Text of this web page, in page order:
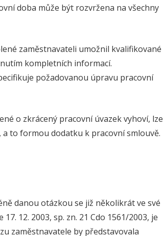
doba může být rozvržena na všechny
zaměstnavateli umožnil kvalifikované
kompletních informací.
požadovanou úpravu pracovní
o zkrácený pracovní úvazek vyhoví, lze
to formou dodatku k pracovní smlouvě.
danou otázkou se již několikrát ve své
12. 2003, sp. zn. 21 Cdo 1561/2003, je
zaměstnavatele by představovala